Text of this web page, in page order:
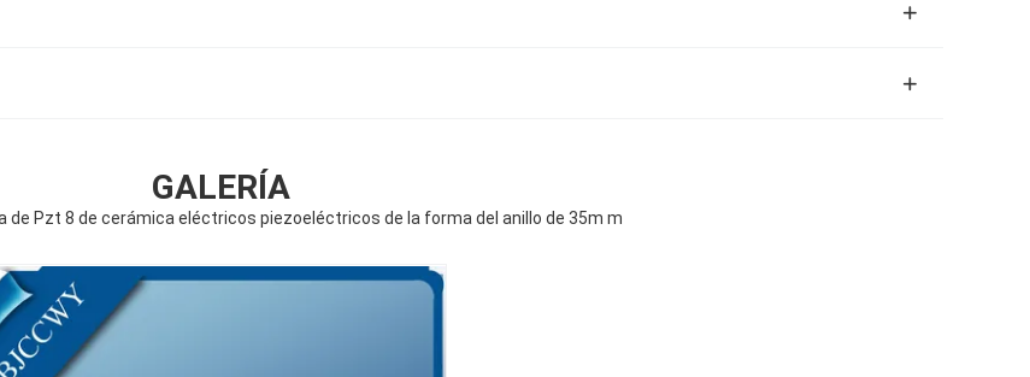
GALERÍA
de Pzt 8 de cerámica eléctricos piezoeléctricos de la forma del anillo de 35m m